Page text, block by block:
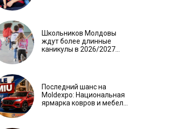
Школьников Молдовы
ждут более длинные
каникулы в 2026/2027
Последний шанс на
Moldexpo: Национальная
ярмарка ковров и мебели